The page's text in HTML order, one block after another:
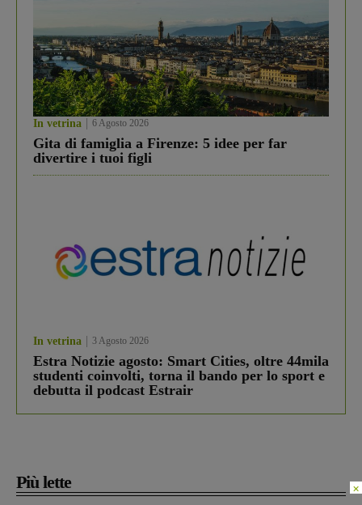
In vetrina 6 Agosto 2026
Gita di famiglia a Firenze: 5 idee per far
divertire i tuoi figli
In vetrina 3 Agosto 2026
Estra Notizie agosto: Smart Cities, oltre 44mila
studenti coinvolti, torna il bando per lo sport e
debutta il podcast Estrair
Più lette ×